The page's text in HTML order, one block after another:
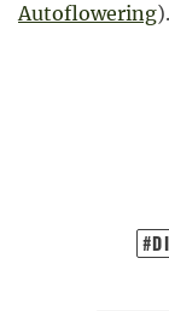
Autoflowering).